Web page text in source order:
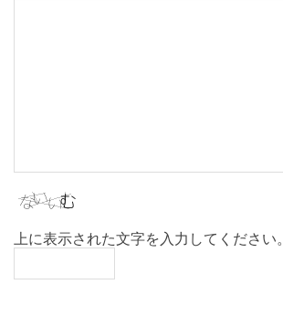
上に表示された文字を入力してください。